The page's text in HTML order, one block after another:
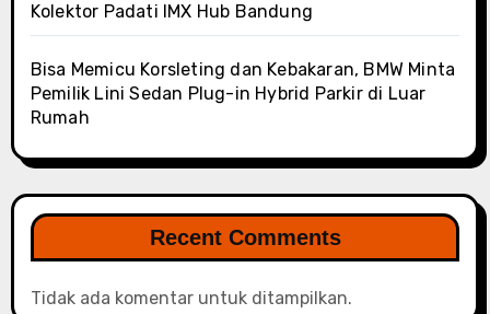
Kolektor Padati IMX Hub Bandung
Bisa Memicu Korsleting dan Kebakaran, BMW Minta
Pemilik Lini Sedan Plug-in Hybrid Parkir di Luar
Rumah
Recent Comments
Tidak ada komentar untuk ditampilkan.